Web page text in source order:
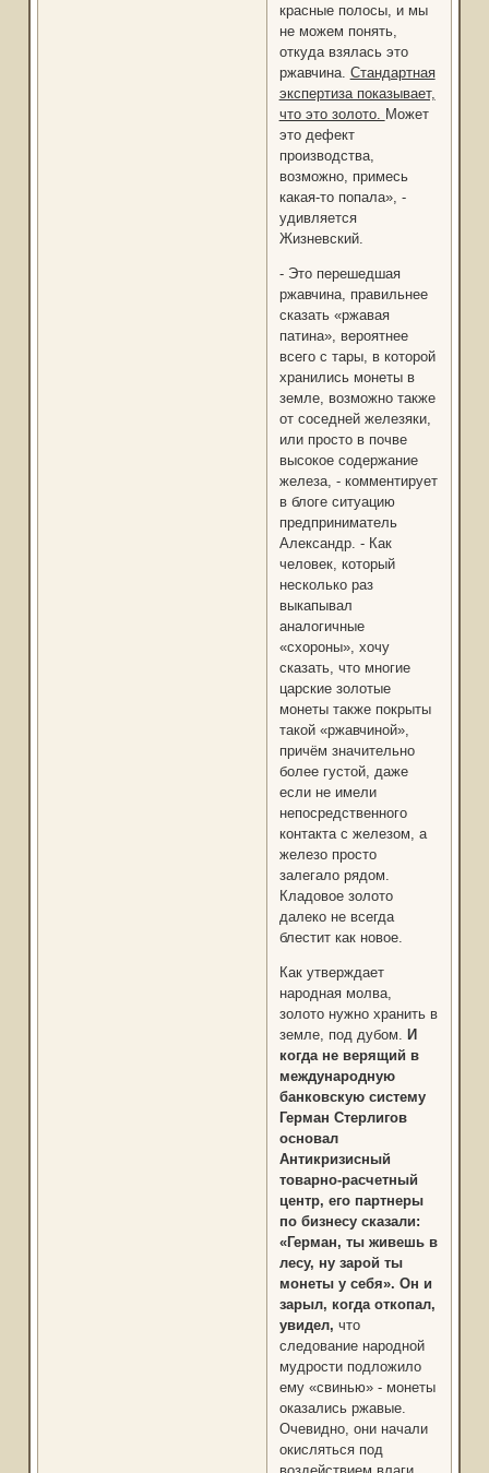
красные полосы, и мы
не можем понять,
откуда взялась это
ржавчина. Стандартная
экспертиза показывает,
что это золото. Может
это дефект
производства,
возможно, примесь
какая-то попала», -
удивляется
Жизневский.
- Это перешедшая
ржавчина, правильнее
сказать «ржавая
патина», вероятнее
всего с тары, в которой
хранились монеты в
земле, возможно также
от соседней железяки,
или просто в почве
высокое содержание
железа, - комментирует
в блоге ситуацию
предприниматель
Александр. - Как
человек, который
несколько раз
выкапывал
аналогичные
«схороны», хочу
сказать, что многие
царские золотые
монеты также покрыты
такой «ржавчиной»,
причём значительно
более густой, даже
если не имели
непосредственного
контакта с железом, а
железо просто
залегало рядом.
Кладовое золото
далеко не всегда
блестит как новое.
Как утверждает
народная молва,
золото нужно хранить в
земле, под дубом. И
когда не верящий в
международную
банковскую систему
Герман Стерлигов
основал
Антикризисный
товарно-расчетный
центр, его партнеры
по бизнесу сказали:
«Герман, ты живешь в
лесу, ну зарой ты
монеты у себя». Он и
зарыл, когда откопал,
увидел, что
следование народной
мудрости подложило
ему «свинью» - монеты
оказались ржавые.
Очевидно, они начали
окисляться под